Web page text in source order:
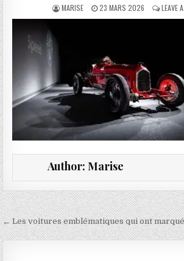
AUTHOR:
MARISE PUBLISHED DATE:
23 MARS 2026 LEAVE
Author: Marise
Navigation de l’article
← Les voitures emblématiques qui ont